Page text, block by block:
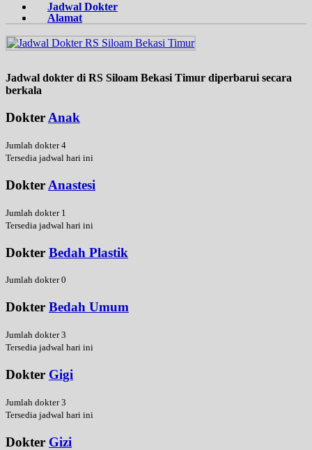
Jadwal Dokter
Alamat
Jadwal dokter di RS Siloam Bekasi Timur diperbarui secara
berkala
Dokter Anak
Jumlah dokter 4
Tersedia jadwal hari ini
Dokter Anastesi
Jumlah dokter 1
Tersedia jadwal hari ini
Dokter Bedah Plastik
Jumlah dokter 0
Dokter Bedah Umum
Jumlah dokter 3
Tersedia jadwal hari ini
Dokter Gigi
Jumlah dokter 3
Tersedia jadwal hari ini
Dokter Gizi